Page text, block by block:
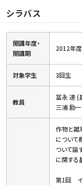
シラバス
開講年度・
開講期
2012年
対象学生 3回生
教員
冨永 達 (
三浦 励
作物と雑
について
ついて論
に関する
第1回 イ